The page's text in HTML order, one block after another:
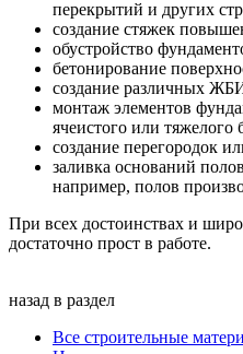
перекрытий и других
создание стяжек
обустройство
бетонирование
создание различных
монтаж элементов
ячеистого или тяжелого
создание перегородок
заливка оснований
например, полов
При всех достоинствах и
достаточно прост в работе.
назад в раздел
Все строительные